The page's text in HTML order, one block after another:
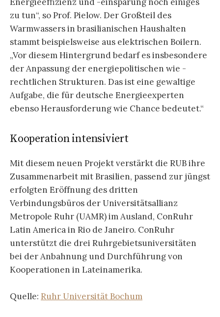
zu tun“, so Prof. Pielow. Der Großteil des
Warmwassers in brasilianischen Haushalten
stammt beispielsweise aus elektrischen Boilern.
„Vor diesem Hintergrund bedarf es insbesondere
der Anpassung der energiepolitischen wie -
rechtlichen Strukturen. Das ist eine gewaltige
Aufgabe, die für deutsche Energieexperten
ebenso Herausforderung wie Chance bedeutet.“
Kooperation intensiviert
Mit diesem neuen Projekt verstärkt die RUB ihre
Zusammenarbeit mit Brasilien, passend zur jüngst
erfolgten Eröffnung des dritten
Verbindungsbüros der Universitätsallianz
Metropole Ruhr (UAMR) im Ausland, ConRuhr
Latin America in Rio de Janeiro. ConRuhr
unterstützt die drei Ruhrgebietsuniversitäten
bei der Anbahnung und Durchführung von
Kooperationen in Lateinamerika.
Quelle: Ruhr Universität Bochum